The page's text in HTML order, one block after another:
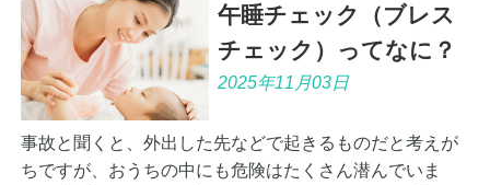
午睡チェック（ブレス
チェック）ってなに？
2025年11月03日
事故と聞くと、外出した先などで起きるものだと考えが
ちですが、おうちの中にも危険はたくさん潜んでいま